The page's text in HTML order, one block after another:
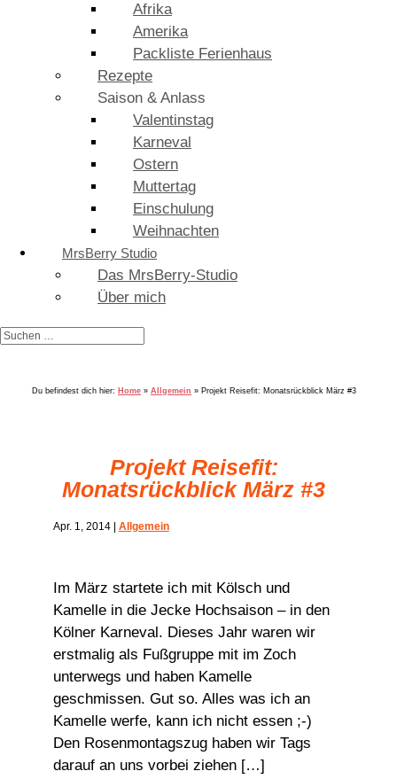
Afrika
Amerika
Packliste Ferienhaus
Rezepte
Saison & Anlass
Valentinstag
Karneval
Ostern
Muttertag
Einschulung
Weihnachten
MrsBerry Studio
Das MrsBerry-Studio
Über mich
Du befindest dich hier: Home » Allgemein » Projekt Reisefit: Monatsrückblick März #3
Projekt Reisefit:
Monatsrückblick März #3
Apr. 1, 2014| Allgemein
Im März startete ich mit Kölsch und
Kamelle in die Jecke Hochsaison – in den
Kölner Karneval. Dieses Jahr waren wir
erstmalig als Fußgruppe mit im Zoch
unterwegs und haben Kamelle
geschmissen. Gut so. Alles was ich an
Kamelle werfe, kann ich nicht essen ;-)
Den Rosenmontagszug haben wir Tags
darauf an uns vorbei ziehen […]